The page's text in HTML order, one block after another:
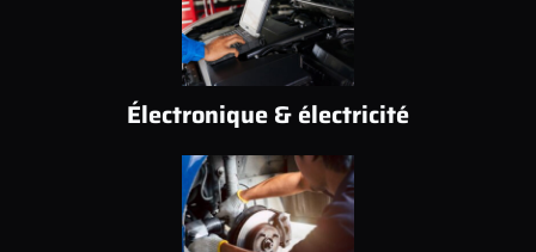
Électronique & électricité